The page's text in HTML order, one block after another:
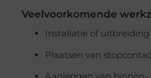
Veelvoorkomende
Installatie of
Plaatsen van